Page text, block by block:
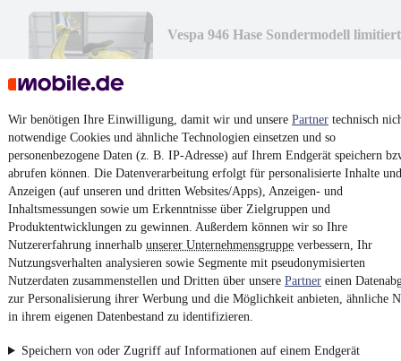
Wir benötigen Ihre Einwilligung, damit wir und unsere Partner technisch
notwendige Cookies und ähnliche Technologien einsetzen und so
personenbezogene Daten (z. B. IP-Adresse) auf Ihrem Endgerät speichern
abrufen können. Die Datenverarbeitung erfolgt für personalisierte Inhalte und
Anzeigen (auf unseren und dritten Websites/Apps), Anzeigen- und
Inhaltsmessungen sowie um Erkenntnisse über Zielgruppen und
Produktentwicklungen zu gewinnen. Außerdem können wir so Ihre
Nutzererfahrung innerhalb unserer Unternehmensgruppe verbessern, Ihr
Nutzungsverhalten analysieren sowie Segmente mit pseudonymisierten
Nutzerdaten zusammenstellen und Dritten über unsere Partner einen
zur Personalisierung ihrer Werbung und die Möglichkeit anbieten, ähnliche
in ihrem eigenen Datenbestand zu identifizieren.
Speichern von oder Zugriff auf Informationen auf einem Endgerät
Vespa 946 Hase Sondermodell limitiert
Tageszulassung•Roller/Scooter•EZ 12/2024•8 km•
8 kW (11 PS)•125 cm³•Benzin
Kontakt
¹MwSt. ausweisbar
4.6 Sterne